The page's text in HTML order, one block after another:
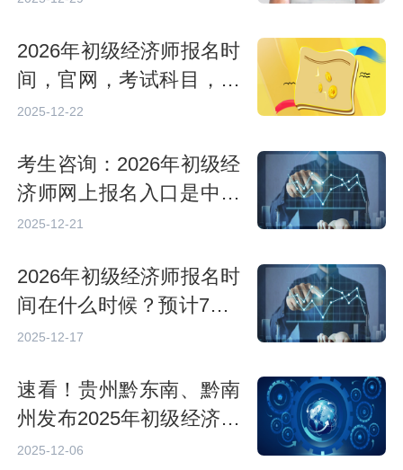
2026年初级经济师报名时
间，官网，考试科目，内
容
2025-12-22
考生咨询：2026年初级经
济师网上报名入口是中国
人事考试网吗
2025-12-21
2026年初级经济师报名时
间在什么时候？预计7—8
月
2025-12-17
速看！贵州黔东南、黔南
州发布2025年初级经济师
考后资格审查通知
2025-12-06